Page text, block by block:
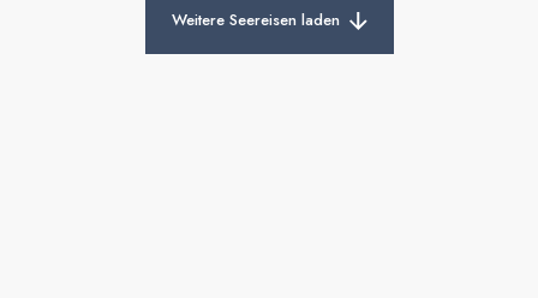
Weitere Seereisen laden